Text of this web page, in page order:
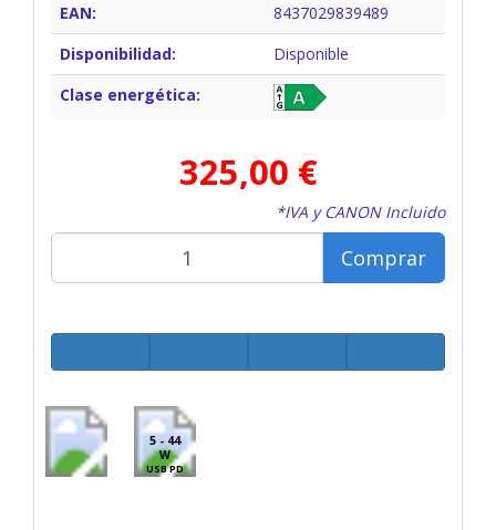
EAN:
8437029839489
Disponibilidad:
Disponible
Clase energética:
325,00 €
*IVA y CANON Incluido
Comprar
5 - 44
W
USB PD